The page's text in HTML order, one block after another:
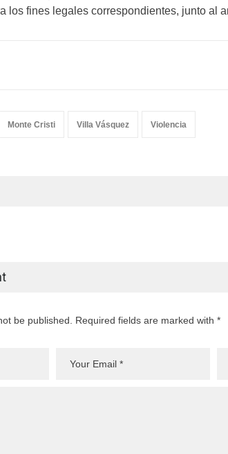
los fines legales correspondientes, junto al
Monte Cristi Villa Vásquez Violencia
be published. Required fields are marked with *